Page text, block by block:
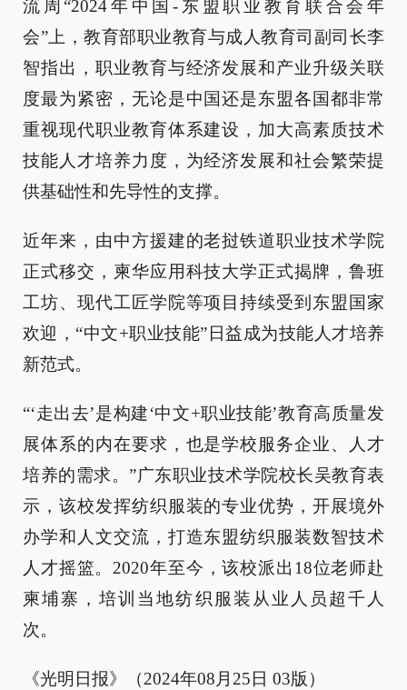
流周“2024年中国-东盟职业教育联合会年
会”上，教育部职业教育与成人教育司副司长李
智指出，职业教育与经济发展和产业升级关联
度最为紧密，无论是中国还是东盟各国都非常
重视现代职业教育体系建设，加大高素质技术
技能人才培养力度，为经济发展和社会繁荣提
供基础性和先导性的支撑。
近年来，由中方援建的老挝铁道职业技术学院
正式移交，柬华应用科技大学正式揭牌，鲁班
工坊、现代工匠学院等项目持续受到东盟国家
欢迎，“中文+职业技能”日益成为技能人才培养
新范式。
“‘走出去’是构建‘中文+职业技能’教育高质量发
展体系的内在要求，也是学校服务企业、人才
培养的需求。”广东职业技术学院校长吴教育表
示，该校发挥纺织服装的专业优势，开展境外
办学和人文交流，打造东盟纺织服装数智技术
人才摇篮。2020年至今，该校派出18位老师赴
柬埔寨，培训当地纺织服装从业人员超千人
次。
《光明日报》（2024年08月25日 03版）